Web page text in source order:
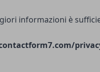
informazioni è